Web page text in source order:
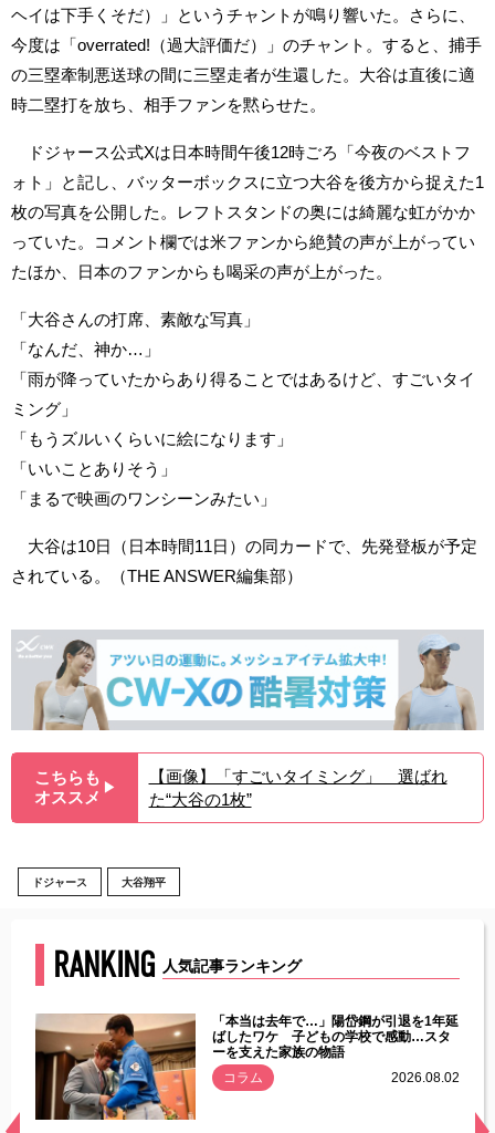
ヘイは下手くそだ）」というチャントが鳴り響いた。さらに、
今度は「overrated!（過大評価だ）」のチャント。すると、捕手
の三塁牽制悪送球の間に三塁走者が生還した。大谷は直後に適
時二塁打を放ち、相手ファンを黙らせた。
ドジャース公式Xは日本時間午後12時ごろ「今夜のベストフ
ォト」と記し、バッターボックスに立つ大谷を後方から捉えた1
枚の写真を公開した。レフトスタンドの奥には綺麗な虹がかか
っていた。コメント欄では米ファンから絶賛の声が上がってい
たほか、日本のファンからも喝采の声が上がった。
「大谷さんの打席、素敵な写真」
「なんだ、神か…」
「雨が降っていたからあり得ることではあるけど、すごいタイ
ミング」
「もうズルいくらいに絵になります」
「いいことありそう」
「まるで映画のワンシーンみたい」
大谷は10日（日本時間11日）の同カードで、先発登板が予定
されている。（THE ANSWER編集部）
こちらも
オススメ ▶︎
【画像】「すごいタイミング」 選ばれ
た“大谷の1枚”
ドジャース 大谷翔平
RANKING 人気記事ランキング
「本当は去年で…」陽岱鋼が引退を1年延
ばしたワケ 子どもの学校で感動…スタ
ーを支えた家族の物語
コラム
2026.08.02